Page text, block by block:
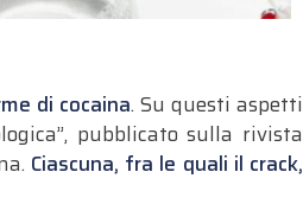
di cocaina. Su questi aspetti
pubblicato sulla rivista
Ciascuna, fra le quali il crack,